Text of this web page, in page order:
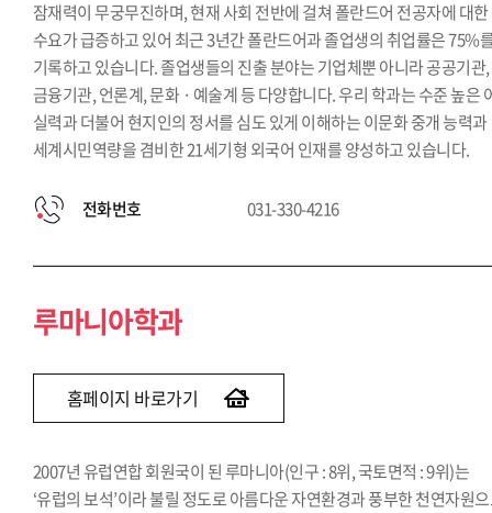
잠재력이 무궁무진하며, 현재 사회 전반에 걸쳐 폴란드어 전공자에 대한
수요가 급증하고 있어 최근 3년간 폴란드어과 졸업생의 취업률은 75%
기록하고 있습니다. 졸업생들의 진출 분야는 기업체뿐 아니라 공공기관,
금융기관, 언론계, 문화 · 예술계 등 다양합니다. 우리 학과는 수준 높은
실력과 더불어 현지인의 정서를 심도 있게 이해하는 이문화 중개 능력과
세계시민역량을 겸비한 21세기형 외국어 인재를 양성하고 있습니다.
전화번호 031-330-4216
루마니아학과
홈페이지 바로가기
2007년 유럽연합 회원국이 된 루마니아(인구 : 8위, 국토면적 : 9위)는
‘유럽의 보석’이라 불릴 정도로 아름다운 자연환경과 풍부한 천연자원